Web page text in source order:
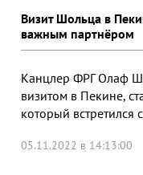
Визит Шольца в
важным партнёром
Канцлер ФРГ Олаф
визитом в Пекине,
который встретился
05.11.2022 в 14:13:00